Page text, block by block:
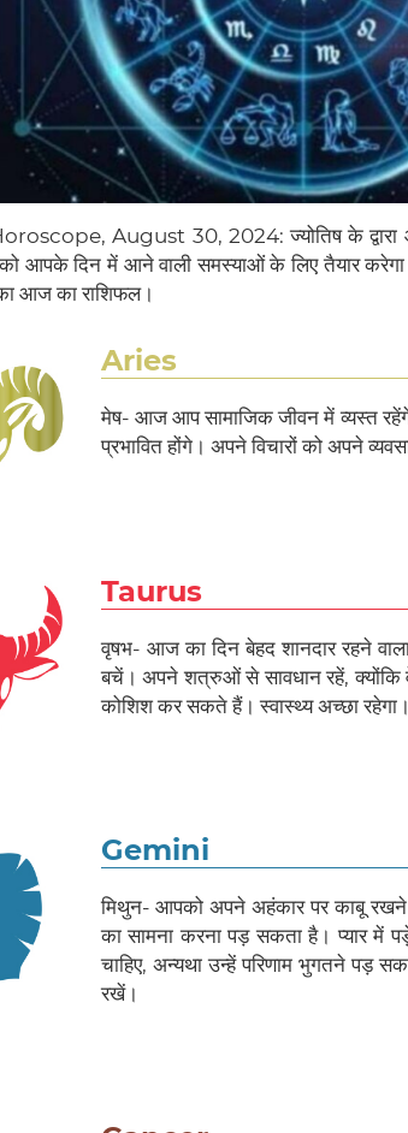
August 30, 2024: ज्योतिष के
आपके दिन में आने वाली समस्याओं के लिए तैयार
आज का राशिफल।
Aries
मेष- आज आप सामाजिक जीवन में व्यस्त
प्रभावित होंगे। अपने विचारों को अपने
Taurus
वृषभ- आज का दिन बेहद शानदार रहने
बचें। अपने शत्रुओं से सावधान रहें, क्योंकि
कोशिश कर सकते हैं। स्वास्थ्य अच्छा रहेगा।
Gemini
मिथुन- आपको अपने अहंकार पर काबू
का सामना करना पड़ सकता है। प्यार में
चाहिए, अन्यथा उन्हें परिणाम भुगतने पड़
रखें।